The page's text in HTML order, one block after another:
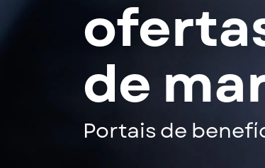
de
Portais de